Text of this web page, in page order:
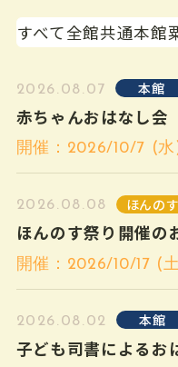
15
土 9:30〜
16
日 9:30〜
すべて全館共通本館
2026.08.07 本館
赤ちゃんおはなし会
開催：2026/10/7 (水
2026.08.08 ほんのす
ほんのす祭り開催の
開催：2026/10/17 (
2026.08.02 本館
子ども司書によるお